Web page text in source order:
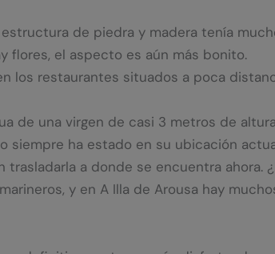
de piedra y madera tenía
flores, el aspecto es aún más bonito.
los restaurantes situados a poca
de una virgen de casi 3 metros de
siempre ha estado en su ubicación
a donde se encuentra ahora.
y en A Illa de Arousa hay